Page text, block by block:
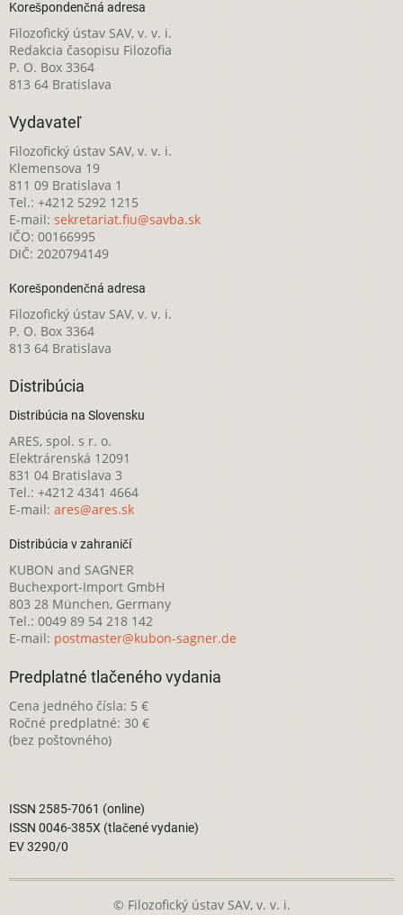
Korešpondenčná adresa
Filozofický ústav SAV, v. v. i.
Redakcia časopisu Filozofia
P. O. Box 3364
813 64 Bratislava
Vydavateľ
Filozofický ústav SAV, v. v. i.
Klemensova 19
811 09 Bratislava 1
Tel.: +4212 5292 1215
E-mail: sekretariat.fiu@savba.sk
IČO: 00166995
DIČ: 2020794149
Korešpondenčná adresa
Filozofický ústav SAV, v. v. i.
P. O. Box 3364
813 64 Bratislava
Distribúcia
Distribúcia na Slovensku
ARES, spol. s r. o.
Elektrárenská 12091
831 04 Bratislava 3
Tel.: +4212 4341 4664
E-mail: ares@ares.sk
Distribúcia v zahraničí
KUBON and SAGNER
Buchexport-Import GmbH
803 28 München, Germany
Tel.: 0049 89 54 218 142
E-mail: postmaster@kubon-sagner.de
Predplatné tlačeného vydania
Cena jedného čísla: 5 €
Ročné predplatné: 30 €
(bez poštovného)
ISSN 2585-7061 (online)
ISSN 0046-385X (tlačené vydanie)
EV 3290/0
© Filozofický ústav SAV, v. v. i.